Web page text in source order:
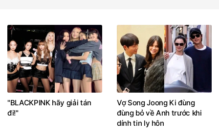
"BLACKPINK hãy giải tán
đi!"
Vợ Song Joong Ki đùng
đùng bỏ về Anh trước khi
dính tin ly hôn